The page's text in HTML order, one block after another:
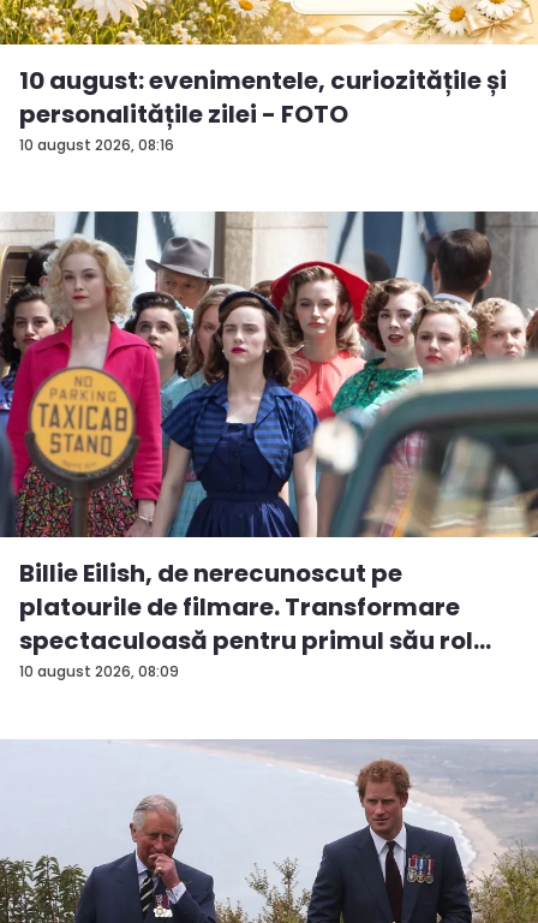
10 august 2026, 08:16
10 august: evenimentele, curiozitățile și
personalitățile zilei - FOTO
10 august 2026, 08:09
Billie Eilish, de nerecunoscut pe
platourile de filmare. Transformare
spectaculoasă pentru primul său rol
m...